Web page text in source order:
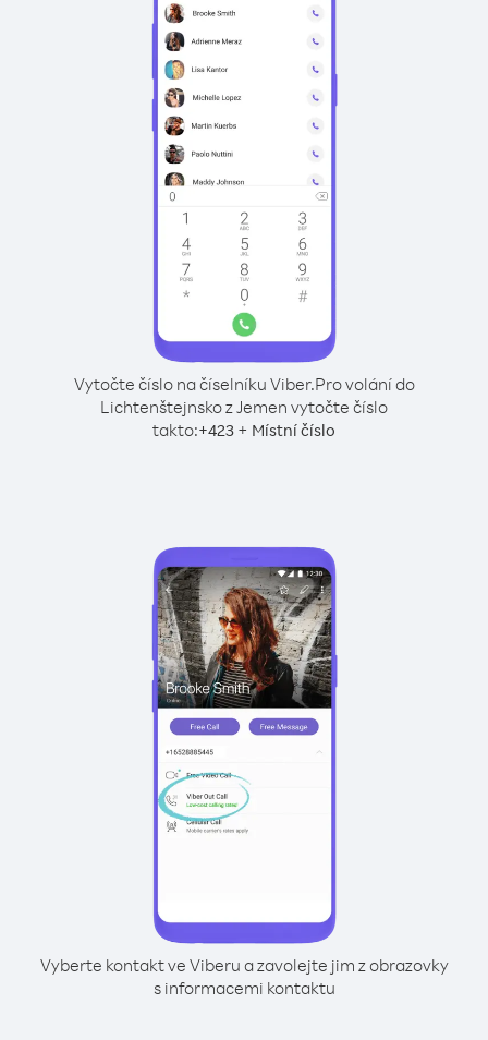
Vytočte číslo na číselníku Viber.Pro volání do
Lichtenštejnsko z Jemen vytočte číslo
takto:+423 + Místní číslo
Vyberte kontakt ve Viberu a zavolejte jim z obrazovky
s informacemi kontaktu